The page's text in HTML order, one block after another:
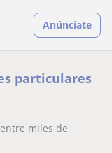
Anúnciate
particulares
miles de